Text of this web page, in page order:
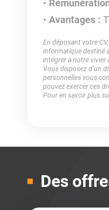
Avantages :
En déposant votre
informatique destiné
intégrer à notre vivier
Vous disposez d’un
personnelles vous
pouvez exercer ces
Pour en savoir plus
Des